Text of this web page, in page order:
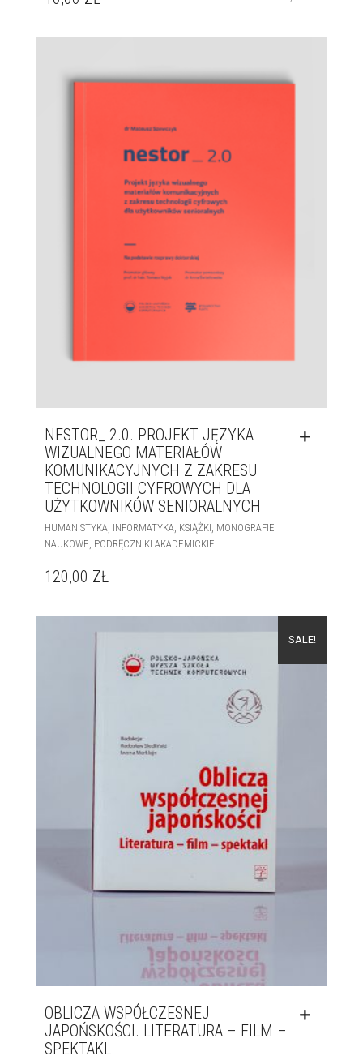
NESTOR_ 2.0. PROJEKT JĘZYKA
WIZUALNEGO MATERIAŁÓW
KOMUNIKACYJNYCH Z ZAKRESU
TECHNOLOGII CYFROWYCH DLA
UŻYTKOWNIKÓW SENIORALNYCH
HUMANISTYKA INFORMATYKA KSIĄŻKI MONOGRAFIE
NAUKOWE PODRĘCZNIKI AKADEMICKIE
120,00 ZŁ
SALE!
OBLICZA WSPÓŁCZESNEJ
JAPOŃSKOŚCI. LITERATURA – FILM –
SPEKTAKL